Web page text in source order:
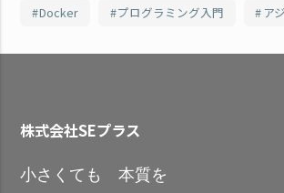
Docker プログラミング入門 ア
株式会社SEプラス
小さくても 本質を